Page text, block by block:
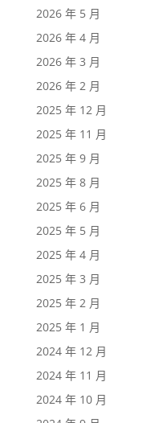
2026 年 5 月
2026 年 4 月
2026 年 3 月
2026 年 2 月
2025 年 12 月
2025 年 11 月
2025 年 9 月
2025 年 8 月
2025 年 6 月
2025 年 5 月
2025 年 4 月
2025 年 3 月
2025 年 2 月
2025 年 1 月
2024 年 12 月
2024 年 11 月
2024 年 10 月